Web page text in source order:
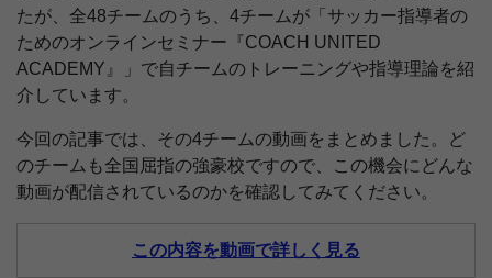
たが、全48チームのうち、4チームが「サッカー指導者の
ためのオンラインセミナー『COACH UNITED
ACADEMY』」で自チームのトレーニングや指導理論を紹
介しています。
今回の記事では、その4チームの動画をまとめました。ど
のチームも全国屈指の強豪校ですので、この機会にどんな
動画が配信されているのかを確認してみてください。
この内容を動画で詳しく見る